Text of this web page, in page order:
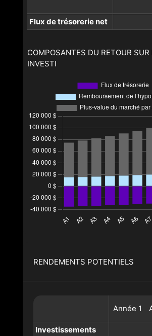
Flux de trésorerie net
COMPOSANTES DU RETOUR SUR
INVESTI
RENDEMENTS POTENTIELS
Année 1
Investissements